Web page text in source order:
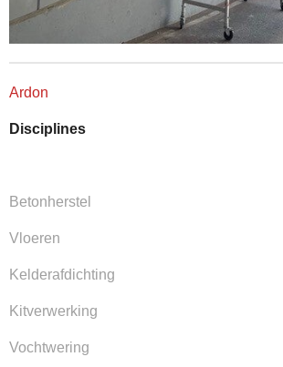
Ardon
Disciplines
Betonherstel
Vloeren
Kelderafdichting
Kitverwerking
Vochtwering